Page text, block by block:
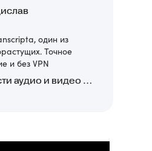
один из
Точное
и без VPN
Как перевести аудио и видео в текст: обзор 24 нейросетей, программ и сервисов для транскрибации